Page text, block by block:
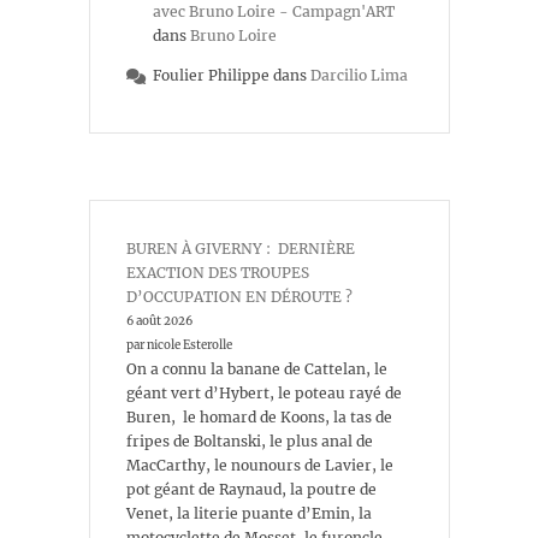
avec Bruno Loire - Campagn'ART
dans Bruno Loire
Foulier Philippe dans Darcilio Lima
BUREN À GIVERNY : DERNIÈRE
EXACTION DES TROUPES
D’OCCUPATION EN DÉROUTE ?
6 août 2026
par nicole Esterolle
On a connu la banane de Cattelan, le
géant vert d’Hybert, le poteau rayé de
Buren, le homard de Koons, la tas de
fripes de Boltanski, le plus anal de
MacCarthy, le nounours de Lavier, le
pot géant de Raynaud, la poutre de
Venet, la literie puante d’Emin, la